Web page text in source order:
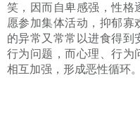
笑，因而自卑感强，性格
愿参加集体活动，抑郁寡
的异常又常常以进食得到
行为问题，而心理、行为
相互加强，形成恶性循环。